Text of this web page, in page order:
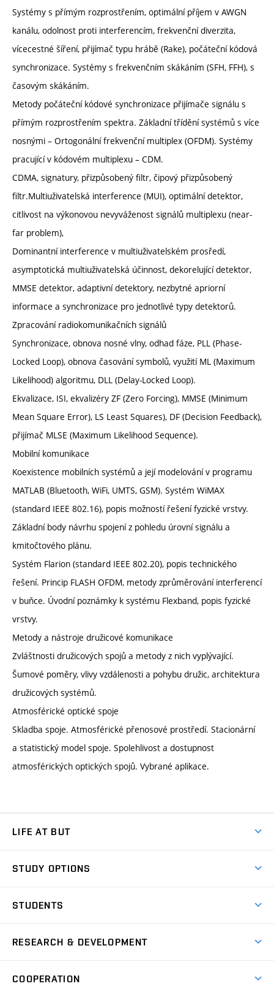
Systémy s přímým rozprostřením, optimální příjem v AWGN
kanálu, odolnost proti interferencím, frekvenční diverzita,
vícecestné šíření, přijímač typu hrábě (Rake), počáteční kódová
synchronizace. Systémy s frekvenčním skákáním (SFH, FFH), s
časovým skákáním.
Metody počáteční kódové synchronizace přijímače signálu s
přímým rozprostřením spektra. Základní třídění systémů s více
nosnými – Ortogonální frekvenční multiplex (OFDM). Systémy
pracující v kódovém multiplexu – CDM.
CDMA, signatury, přizpůsobený filtr, čipový přizpůsobený
filtr.Multiuživatelská interference (MUI), optimální detektor,
citlivost na výkonovou nevyváženost signálů multiplexu (near-
far problem),
Dominantní interference v multiuživatelském prosředí,
asymptotická multiuživatelská účinnost, dekorelující detektor,
MMSE detektor, adaptivní detektory, nezbytné apriorní
informace a synchronizace pro jednotlivé typy detektorů.
Zpracování radiokomunikačních signálů
Synchronizace, obnova nosné vlny, odhad fáze, PLL (Phase-
Locked Loop), obnova časování symbolů, využití ML (Maximum
Likelihood) algoritmu, DLL (Delay-Locked Loop).
Ekvalizace, ISI, ekvalizéry ZF (Zero Forcing), MMSE (Minimum
Mean Square Error), LS Least Squares), DF (Decision Feedback),
přijímač MLSE (Maximum Likelihood Sequence).
Mobilní komunikace
Koexistence mobilních systémů a její modelování v programu
MATLAB (Bluetooth, WiFi, UMTS, GSM). Systém WiMAX
(standard IEEE 802.16), popis možností řešení fyzické vrstvy.
Základní body návrhu spojení z pohledu úrovní signálu a
kmitočtového plánu.
Systém Flarion (standard IEEE 802.20), popis technického
řešení. Princip FLASH OFDM, metody zprůměrování interferencí
v buňce. Úvodní poznámky k systému Flexband, popis fyzické
vrstvy.
Metody a nástroje družicové komunikace
Zvláštnosti družicových spojů a metody z nich vyplývající.
Šumové poměry, vlivy vzdálenosti a pohybu družic, architektura
družicových systémů.
Atmosférické optické spoje
Skladba spoje. Atmosférické přenosové prostředí. Stacionární
a statistický model spoje. Spolehlivost a dostupnost
atmosférických optických spojů. Vybrané aplikace.
LIFE AT BUT
Dormitories
Sport
Practical guide
STUDY OPTIONS
Degree studies in English
E-application
STUDENTS
Academic year schedule
Welcome week
Entrepreneurship Support
RESEARCH & DEVELOPMENT
at BUT
COOPERATION